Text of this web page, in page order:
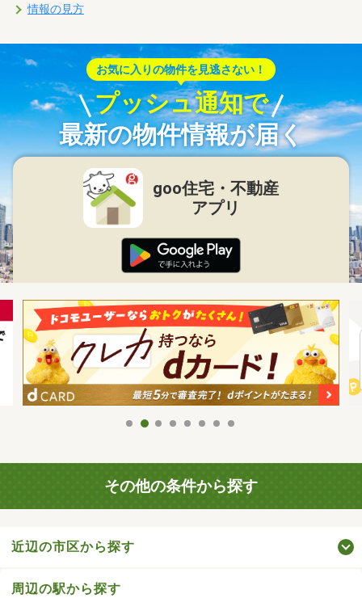
情報の見方
お気に入りの物件を見逃さない！
プッシュ通知で
最新の物件情報が届く
goo住宅・不動産
アプリ
その他の条件から探す
近辺の市区から探す
周辺の駅から探す